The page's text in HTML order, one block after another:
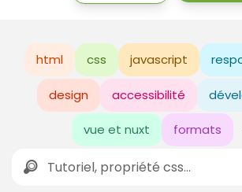
html css javascript
design accessibilité
vue et nuxt formats